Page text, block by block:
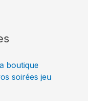
boutique
soirées jeu